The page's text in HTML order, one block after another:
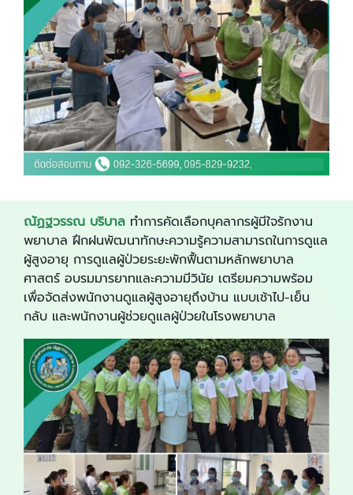
ณัฏฐวรรณ บริบาล ทำการคัดเลือกบุคลากรผู้มีใจรักงาน
พยาบาล ฝึกฝนพัฒนาทักษะความรู้ความสามารถในการดูแล
ผู้สูงอายุ การดูแลผู้ป่วยระยะพักฟื้นตามหลักพยาบาล
ศาสตร์ อบรมมารยาทและความมีวินัย เตรียมความพร้อม
เพื่อจัดส่งพนักงานดูแลผู้สูงอายุถึงบ้าน แบบเช้าไป-เย็น
กลับ และพนักงานผู้ช่วยดูแลผู้ป่วยในโรงพยาบาล